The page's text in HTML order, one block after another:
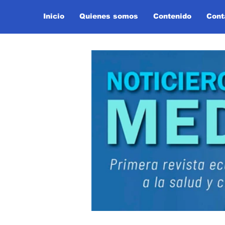
Inicio Quienes somos Contenido